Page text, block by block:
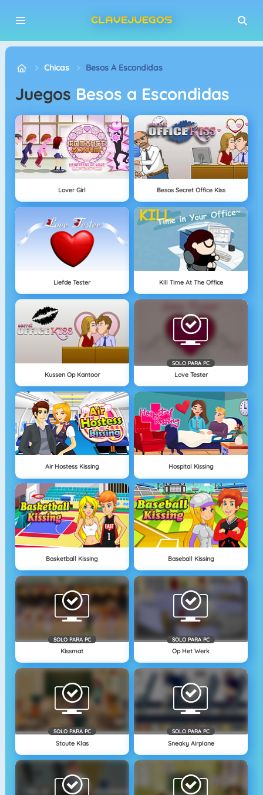
Chicas Besos A Escondidas
Juegos Besos a Escondidas
Lover Girl Besos Secret Office Kiss
Liefde Tester Kill Time At The Office
Kussen Op Kantoor
SOLO PARA PC
Love Tester
Air Hostess Kissing Hospital Kissing
Basketball Kissing Baseball Kissing
SOLO PARA PC
Kissmat
SOLO PARA PC
Op Het Werk
SOLO PARA PC
Stoute Klas
SOLO PARA PC
Sneaky Airplane